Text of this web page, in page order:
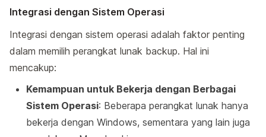
Integrasi dengan Sistem Operasi
Integrasi dengan sistem operasi adalah faktor penting
dalam memilih perangkat lunak backup. Hal ini
mencakup:
Kemampuan untuk Bekerja dengan Berbagai
Sistem Operasi: Beberapa perangkat lunak hanya
bekerja dengan Windows, sementara yang lain juga